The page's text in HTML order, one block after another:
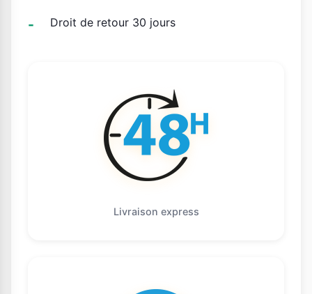
Droit de retour 30 jours
Livraison express